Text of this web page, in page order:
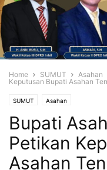
Home SUMUT Asahan
Keputusan Bupati Asahan
SUMUT Asahan
Bupati
Petikan
Asahan